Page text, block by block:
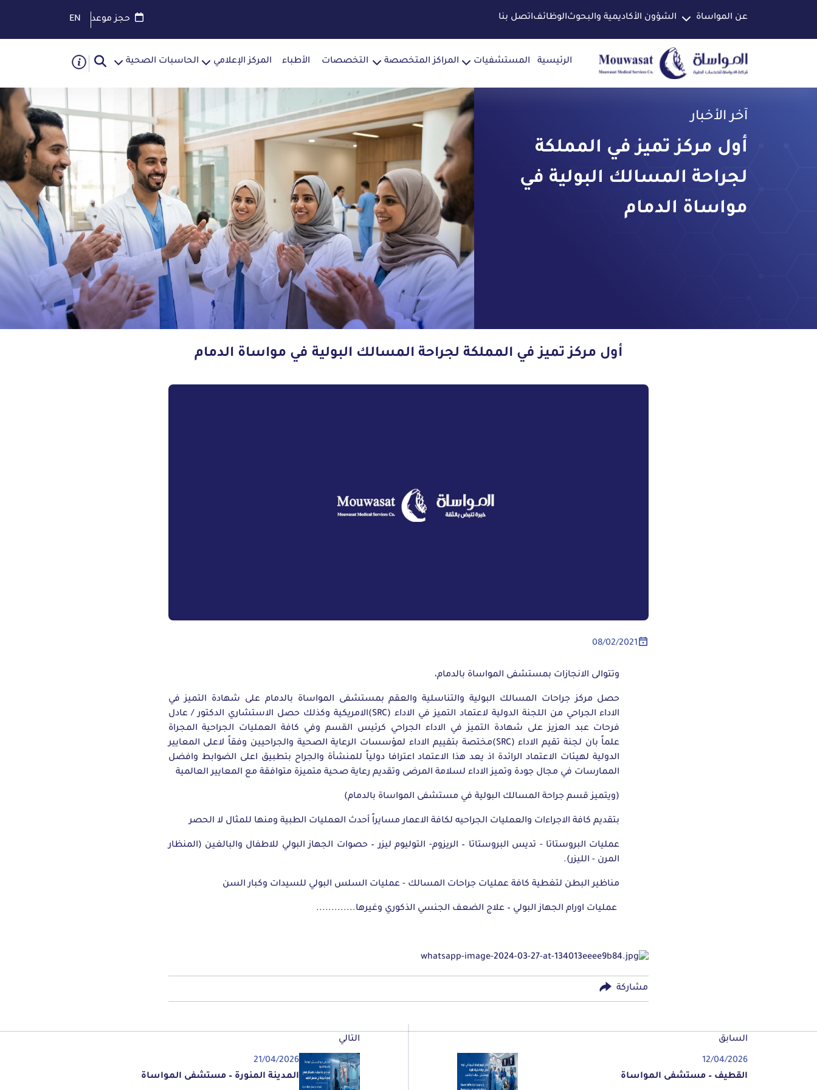
عن المواساة الشؤون الأكاديمية والبحوثالوظائفاتصل بنا حجز موعد EN
الرئيسية المستشفيات المراكز المتخصصة التخصصات الأطباء المركز الإعلامي الحاسبات الصحية
آخر الأخبار
أول مركز تميز في المملكة
لجراحة المسالك البولية في
مواساة الدمام
أول مركز تميز في المملكة لجراحة المسالك البولية في مواساة الدمام
08/02/2021
وتتوالى الانجازات بمستشفى المواساة بالدمام،
حصل مركز جراحات المسالك البولية والتناسلية والعقم بمستشفى المواساة بالدمام على شهادة التميز في
الاداء الجراحي من اللجنة الدولية لاعتماد التميز في الاداء (SRC)الامريكية وكذلك حصل الاستشاري الدكتور / عادل
فرحات عبد العزيز على شهادة التميز في الاداء الجراحي كرئيس القسم وفي كافة العمليات الجراحية المجراة
علماً بان لجنة تقيم الاداء (SRC)مختصة بتقييم الاداء لمؤسسات الرعاية الصحية والجراحيين وفقاً لاعلى المعايير
الدولية لهيئات الاعتماد الرائدة اذ يعد هذا الاعتماد اعترافا دولياً للمنشأة والجراح بتطبيق اعلى الضوابط وافضل
الممارسات في مجال جودة وتميز الاداء لسلامة المرضى وتقديم رعاية صحية متميزة متوافقة مع المعايير العالمية
(ويتميز قسم جراحة المسالك البولية في مستشفى المواساة بالدمام)
بتقديم كافة الاجراءات والعمليات الجراحيه لكافة الاعمار مسايراً أحدث العمليات الطبية ومنها للمثال لا الحصر
عمليات البروستاتا - تديس البروستاتا – الريزوم- التوليوم ليزر – حصوات الجهاز البولي للاطفال والبالغين (المنظار
المرن - الليزر).
مناظير البطن لتغطية كافة عمليات جراحات المسالك - عمليات السلس البولي للسيدات وكبار السن
عمليات اورام الجهاز البولي – علاج الضعف الجنسي الذكوري وغيرها.............
مشاركة
السابق
12/04/2026
القطيف – مستشفى المواساة
التالي
21/04/2026
المدينة المنورة – مستشفى المواساة